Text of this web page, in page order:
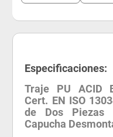
Especificaciones:
Traje PU ACID
Cert. EN ISO
de Dos Piezas
Capucha